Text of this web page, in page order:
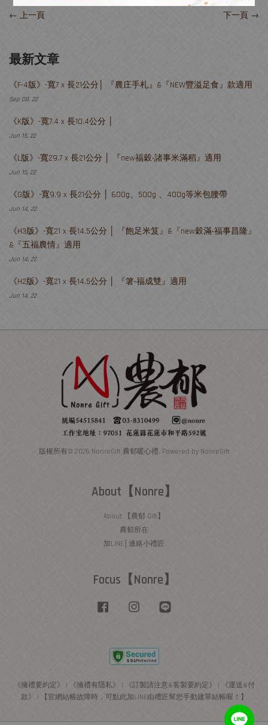
← 上一頁 下一頁 →
最新文章
《F-4版》-寬7 x 長21公分│ 『農庄手札』&『NEW豐溢足食』款適用
Sep 08, 22
《K版》-寬7.4 x 長10.4公分 │
Jun 15, 22
《L版》-寬29.7 x 長21公分 │ 『new福穀‧諸事米滿稻』適用
Jun 15, 22
《G版》-寬9.9 x 長21公分 │ 600g、500g 、400g等米包腰帶
Jun 14, 22
《H3版》-寬21 x 長14.5公分 │ 『飽足米笈』&『new穀滿‧福事昌隆』
&『五福農情』適用
Jun 14, 22
《H2版》-寬21 x 長14.5公分 │ 『箸‧福成雙』適用
Jun 14, 22
版權所有© 2026 NonreGift 農郁暖心禮. Powered by NonreGift
About【Nonre】
About 【農郁 Gift】
農郁所在
加LINE│連絡小禮匠
Focus【Nonre】
Facebook Instagram
《擁禮要約定》 | 《擁禮有隱私》 | 《訂製請注意&客製要約定》 |
《運送&付
款》
| 【官網結帳故障時，可點此加LINE由禮匠幫您手動建單結帳喔！】